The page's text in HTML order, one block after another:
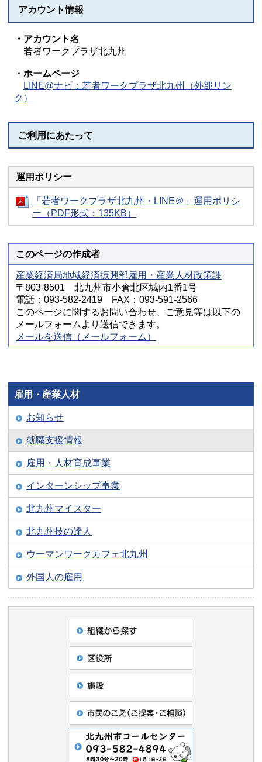
アカウント情報
・アカウント名
若者ワークプラザ北九州
・ホームページ
LINE@ナビ：若者ワークプラザ北九州（外部リン
ク）
ご利用にあたって
運用ポリシー
「若者ワークプラザ北九州・LINE＠」運用ポリシ
ー（PDF形式：135KB）
このページの作成者
産業経済局地域経済振興部雇用・産業人材政策課
〒803-8501 北九州市小倉北区城内1番1号
電話：093-582-2419 FAX：093-591-2566
このページに関するお問い合わせ、ご意見等は以下の
メールフォームより送信できます。
メールを送信（メールフォーム）
雇用・産業人材
お知らせ
就職支援情報
雇用・人材育成事業
インターンシップ事業
北九州マイスター
北九州技の達人
ウーマンワークカフェ北九州
外国人の雇用